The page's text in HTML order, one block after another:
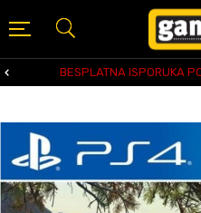
BESPLATNA ISPORUKA